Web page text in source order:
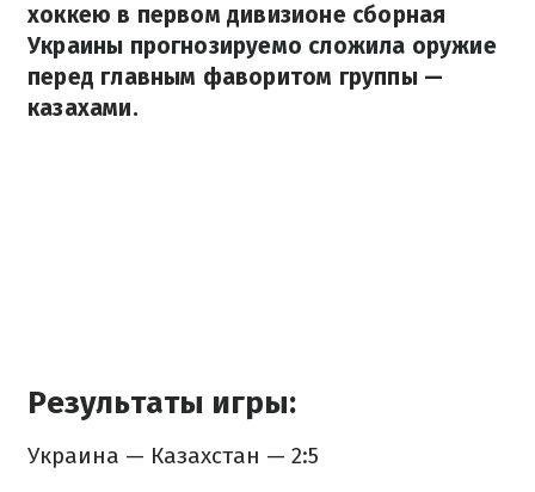
хоккею в первом дивизионе сборная
Украины прогнозируемо сложила оружие
перед главным фаворитом группы —
казахами.
Результаты игры:
Украина — Казахстан — 2:5